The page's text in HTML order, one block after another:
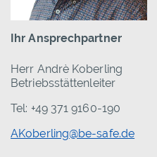
Ihr Ansprechpartner
Herr Andrè Koberling
Betriebsstättenleiter
Tel: +49 371 9160-190
AKoberling@be-safe.de